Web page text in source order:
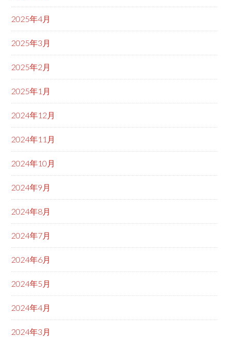
2025年4月
2025年3月
2025年2月
2025年1月
2024年12月
2024年11月
2024年10月
2024年9月
2024年8月
2024年7月
2024年6月
2024年5月
2024年4月
2024年3月